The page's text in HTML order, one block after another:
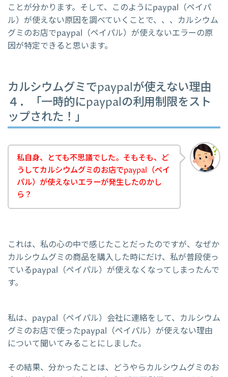
ことが分かります。そして、このようにpaypal（ペイパ
ル）が使えない原因を調べていくことで、、、カルシウム
グミのお店でpaypal（ペイパル）が使えないエラーの原
因が特定できると思います。
カルシウムグミでpaypalが使えない理由
４．「一時的にpaypalの利用制限をスト
ップされた！」
私自身、とても不思議でした。そもそも、ど
うしてカルシウムグミのお店でpaypal（ペイ
パル）が使えないエラーが発生したのかし
ら？
これは、私の心の中で感じたことだったのですが、なぜか
カルシウムグミの商品を購入した時にだけ、私が普段使っ
ているpaypal（ペイパル）が使えなくなってしまったんで
す。
私は、paypal（ペイパル）会社に連絡をして、カルシウム
グミのお店で使ったpaypal（ペイパル）が使えない理由
について聞いてみることにしました。
その結果、分かったことは、どうやらカルシウムグミのお